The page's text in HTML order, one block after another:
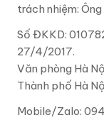
trách nhiệm:
Số ĐKKD:
27/4/2017.
Văn phòng Hà
Thành phố Hà
Mobile/Zalo: